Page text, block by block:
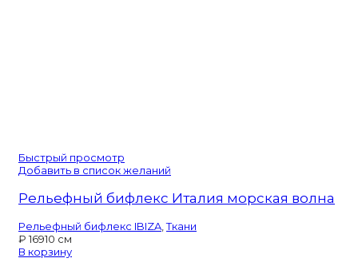
Быстрый просмотр
Добавить в список желаний
Рельефный бифлекс Италия морская волна
Рельефный бифлекс IBIZA ,Ткани
₽ 16910 см
В корзину